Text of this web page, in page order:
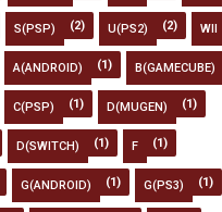
S(PSP) (2) U(PS2) (2) WII
A(ANDROID) (1) B(GAMECUBE)
C(PSP) (1) D(MUGEN) (1)
D(SWITCH) (1) F (1)
G(ANDROID) (1) G(PS3) (1)